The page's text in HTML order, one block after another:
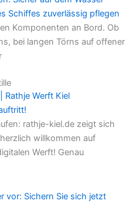
Schiffes zuverlässig pflegen
Komponenten an Bord. Ob
bei langen Törns auf offener
rathje-kiel.de zeigt sich
willkommen auf
Werft! Genau
vor: Sichern Sie sich jetzt